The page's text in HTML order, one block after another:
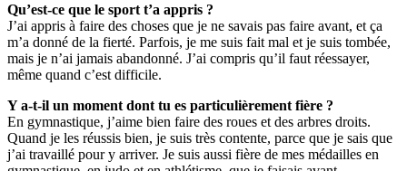
Qu’est-ce que le sport t’a appris ?
J’ai appris à faire des choses que je ne savais pas faire avant, et ça
m’a donné de la fierté. Parfois, je me suis fait mal et je suis tombée,
mais je n’ai jamais abandonné. J’ai compris qu’il faut réessayer,
même quand c’est difficile.
Y a-t-il un moment dont tu es particulièrement fière ?
En gymnastique, j’aime bien faire des roues et des arbres droits.
Quand je les réussis bien, je suis très contente, parce que je sais que
j’ai travaillé pour y arriver. Je suis aussi fière de mes médailles en